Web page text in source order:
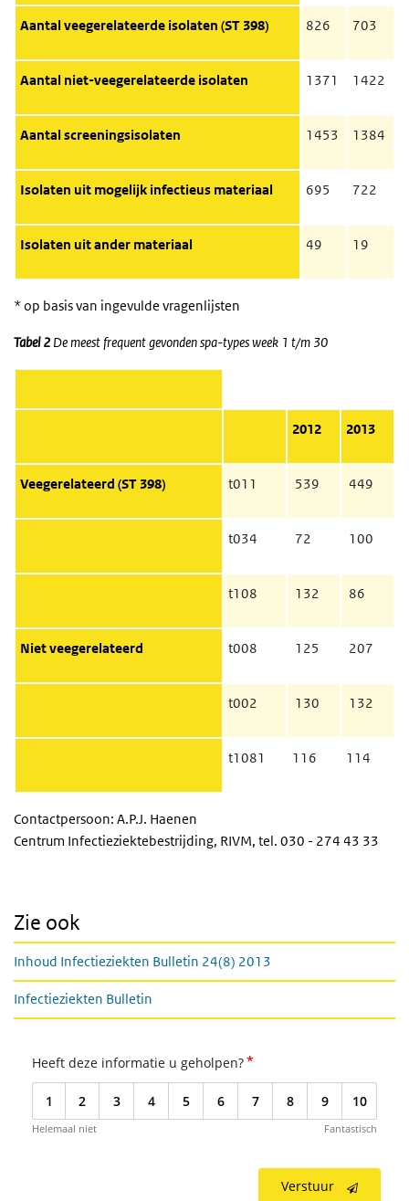
Aantal veegerelateerde isolaten (ST 398) 826 703
Aantal niet-veegerelateerde isolaten 1371 1422
Aantal screeningsisolaten 1453 1384
Isolaten uit mogelijk infectieus materiaal 695 722
Isolaten uit ander materiaal 49 19
* op basis van ingevulde vragenlijsten
Tabel 2 De meest frequent gevonden spa-types week 1 t/m 30
2012 2013
Veegerelateerd (ST 398) t011 539 449
t034 72 100
t108 132 86
Niet veegerelateerd t008 125 207
t002 130 132
t1081 116 114
Contactpersoon: A.P.J. Haenen
Centrum Infectieziektebestrijding, RIVM, tel. 030 - 274 43 33
Zie ook
Inhoud Infectieziekten Bulletin 24(8) 2013
Infectieziekten Bulletin
Heeft deze informatie u geholpen?*
1 2 3 4 5 6 7 8 9 10
Helemaal niet Fantastisch
Verstuur